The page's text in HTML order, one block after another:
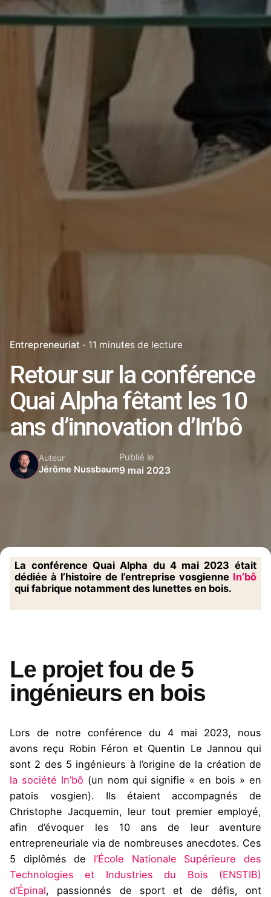
Entrepreneuriat 11 minutes de lecture
Retour sur la conférence
Quai Alpha fêtant les 10
ans d’innovation d’In’bô
Auteur
Jérôme Nussbaum
Publié le
9 mai 2023
La conférence Quai Alpha du 4 mai 2023 était
dédiée à l’histoire de l’entreprise vosgienne In’bô
qui fabrique notamment des lunettes en bois.
Le projet fou de 5
ingénieurs en bois
Lors de notre conférence du 4 mai 2023, nous
avons reçu Robin Féron et Quentin Le Jannou qui
sont 2 des 5 ingénieurs à l’origine de la création de
la société In’bô (un nom qui signifie « en bois » en
patois vosgien). Ils étaient accompagnés de
Christophe Jacquemin, leur tout premier employé,
afin d’évoquer les 10 ans de leur aventure
entrepreneuriale via de nombreuses anecdotes. Ces
5 diplômés de l’École Nationale Supérieure des
Technologies et Industries du Bois (ENSTIB)
d’Épinal, passionnés de sport et de défis, ont